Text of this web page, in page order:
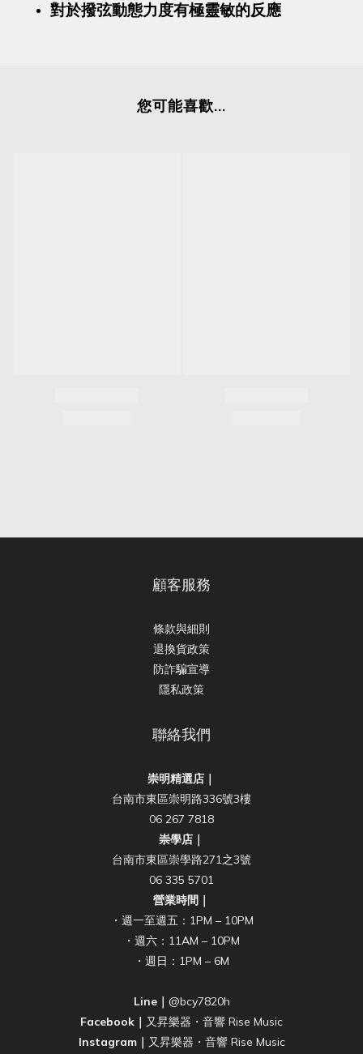
對於撥弦動態力度有極靈敏的反應
您可能喜歡...
顧客服務
條款與細則
退換貨政策
防詐騙宣導
隱私政策
聯絡我們
崇明精選店｜
台南市東區崇明路336號3樓
06 267 7818
崇學店｜
台南市東區崇學路271之3號
06 335 5701
營業時間｜
・週一至週五：1PM – 10PM
・週六：11AM – 10PM
・週日：1PM – 6M
Line｜ @bcy7820h
Facebook｜ 又昇樂器・音響 Rise Music
Instagram｜ 又昇樂器・音響 Rise Music